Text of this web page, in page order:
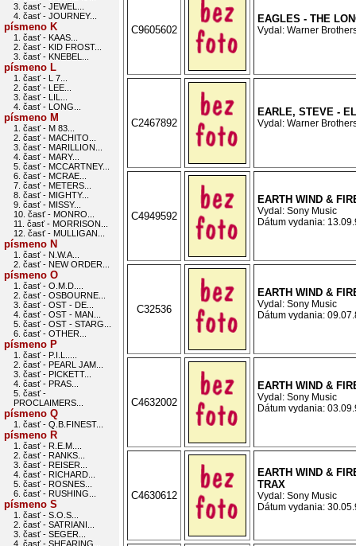
3. časť - JEWEL...
4. časť - JOURNEY...
písmeno K
1. časť - KAAS...
2. časť - KID FROST...
3. časť - KNEBEL...
písmeno L
1. časť - L 7...
2. časť - LEE...
3. časť - LIL...
4. časť - LONG...
písmeno M
1. časť - M 83...
2. časť - MACHITO...
3. časť - MARILLION...
4. časť - MARY...
5. časť - MCCARTNEY...
6. časť - MCRAE...
7. časť - METERS...
8. časť - MIGHTY...
9. časť - MISSY...
10. časť - MONRO...
11. časť - MORRISON...
12. časť - MULLIGAN...
písmeno N
1. časť - N.W.A...
2. časť - NEW ORDER...
písmeno O
1. časť - O.M.D....
2. časť - OSBOURNE...
3. časť - OST - DE...
4. časť - OST - MAN...
5. časť - OST - STARG...
6. časť - OTHER...
písmeno P
1. časť - P.I.L.....
2. časť - PEARL JAM...
3. časť - PICKETT...
4. časť - PRAS...
5. časť -
PROCLAIMERS...
písmeno Q
1. časť - Q.B.FINEST...
písmeno R
1. časť - R.E.M....
2. časť - RANKS...
3. časť - REISER...
4. časť - RICHARD...
5. časť - ROSNES...
6. časť - RUSHING...
písmeno S
1. časť - S.O.S...
2. časť - SATRIANI...
3. časť - SEGER...
4. časť - SHEARING...
C9605602
EAGLES - THE
Vydal: Warner
C2467892
EARLE, STEVE -
Vydal: Warner
C4949592
EARTH WIND &
Vydal: Sony Music
Dátum vydania:
C32536
EARTH WIND &
Vydal: Sony Music
Dátum vydania:
C4632002
EARTH WIND &
Vydal: Sony Music
Dátum vydania:
C4630612
EARTH WIND &
TRAX
Vydal: Sony Music
Dátum vydania: